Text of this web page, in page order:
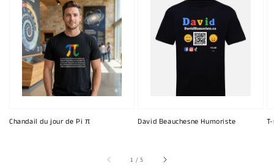
Chandail du jour de Pi π David Beauchesne Humoriste
1 /sur
5